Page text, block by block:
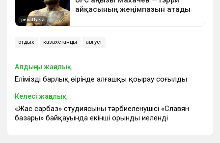
отдых казахстанцы август
Алдыңғы жаңалық
Еліміздің барлық өңірінде алғашқы қоңырау соғылды
Келесі жаңалық
«Жас сарбаз» студиясының тәрбиеленушісі «Славян
базары» байқауында екінші орынды иеленді